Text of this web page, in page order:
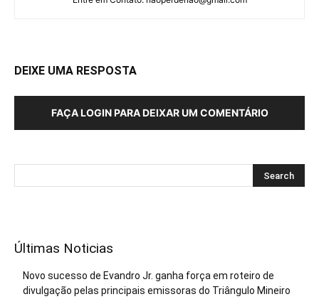
DEIXE UMA RESPOSTA
FAÇA LOGIN PARA DEIXAR UM COMENTÁRIO
Últimas Noticias
Novo sucesso de Evandro Jr. ganha força em roteiro de
divulgação pelas principais emissoras do Triângulo Mineiro